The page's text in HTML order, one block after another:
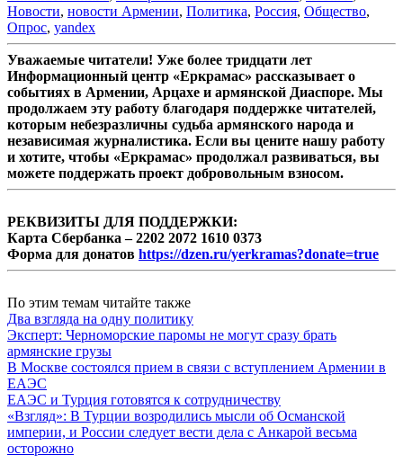
Новости, новости Армении, Политика, Россия, Общество,
Опрос, yandex
Уважаемые читатели! Уже более тридцати лет
Информационный центр «Еркрамас» рассказывает о
событиях в Армении, Арцахе и армянской Диаспоре. Мы
продолжаем эту работу благодаря поддержке читателей,
которым небезразличны судьба армянского народа и
независимая журналистика. Если вы цените нашу работу
и хотите, чтобы «Еркрамас» продолжал развиваться, вы
можете поддержать проект добровольным взносом.
РЕКВИЗИТЫ ДЛЯ ПОДДЕРЖКИ:
Карта Сбербанка – 2202 2072 1610 0373
Форма для донатов https://dzen.ru/yerkramas?donate=true
По этим темам читайте также
Два взгляда на одну политику
Эксперт: Черноморские паромы не могут сразу брать
армянские грузы
В Москве состоялся прием в связи с вступлением Армении в
ЕАЭС
ЕАЭС и Турция готовятся к сотрудничеству
«Взгляд»: В Турции возродились мысли об Османской
империи, и России следует вести дела с Анкарой весьма
осторожно